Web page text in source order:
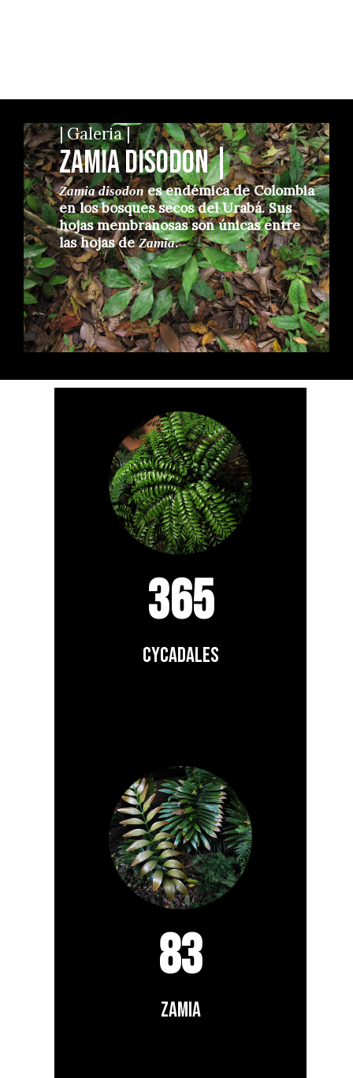
| Galeria |
Zamia Disodon |
Zamia disodones endémica de Colombia
en los bosques secos del Urabá. Sus
hojas membranosas son únicas entre
las hojas deZamia.
365
Cycadales
83
zamia